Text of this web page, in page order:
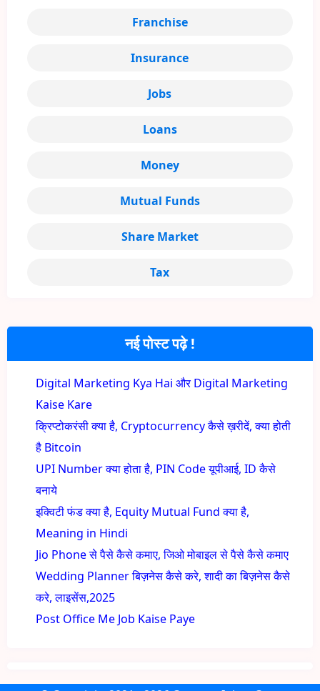
नई पोस्ट पढ़े !
Digital Marketing Kya Hai और Digital Marketing
Kaise Kare
क्रिप्टोकरंसी क्या है, Cryptocurrency कैसे ख़रीदें, क्या होती
है Bitcoin
UPI Number क्या होता है, PIN Code यूपीआई, ID कैसे
बनाये
इक्विटी फंड क्या है, Equity Mutual Fund क्या है,
Meaning in Hindi
Jio Phone से पैसे कैसे कमाए, जिओ मोबाइल से पैसे कैसे कमाए
Wedding Planner बिज़नेस कैसे करे, शादी का बिज़नेस कैसे
करे, लाइसेंस,2025
Post Office Me Job Kaise Paye
Franchise
Insurance
Jobs
Loans
Money
Mutual Funds
Share Market
Tax